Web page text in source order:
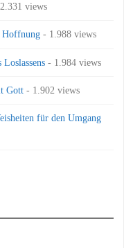
views
Hoffnung - 1.988 views
- 1.984 views
Gott - 1.902 views
für den Umgang